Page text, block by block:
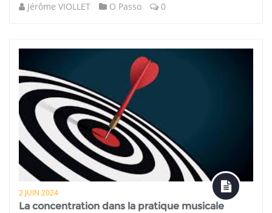
Jérôme VIOLLET O Passo 0
2 JUIN 2024
La concentration dans la pratique musicale